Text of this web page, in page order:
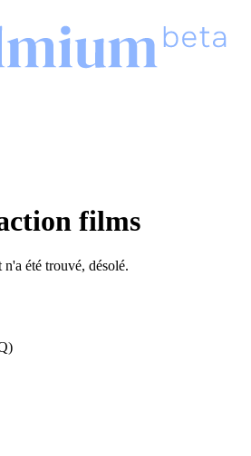
films
été trouvé, désolé.